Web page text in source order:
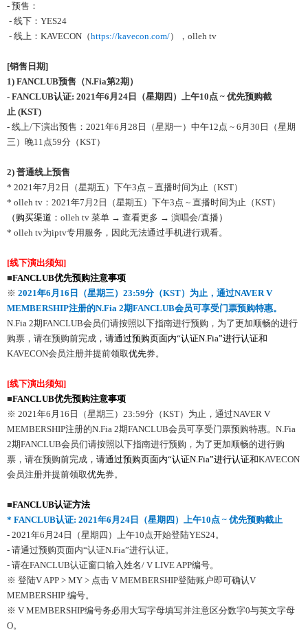
- 预售：
- 线下：YES24
- 线上：KAVECON（https://kavecon.com/），olleh tv
[销售日期]
1) FANCLUB预售 （N.Fia第2期）
- FANCLUB认证: 2021年6 月 24 日（星期四）上午10点 ~ 优先预购截
止 (KST)
- 线上/下演出预售：2021年6月28日（星期一）中午12点 ~ 6月30日（星期
三）晚11点59分（KST）
2) 普通线上预售
* 2021年7月2日（星期五）下午3点 ~ 直播时间为止（KST）
* olleh tv：2021年7月2日（星期五）下午3点 ~ 直播时间为止（KST）
（购买渠道： olleh tv 菜单 → 查看更多 → 演唱会/直播 ）
* olleh tv为iptv专用服务，因此无法通过手机进行观看。
[线下演出须知]
■FANCLUB优先预购注意事项
※ 2021年6月 16 日（星期三） 23:59分（KST）为止，通过NAVER V
MEMBERSHIP注册的N.Fia 2期FANCLUB会员可享受门票预购特惠。
N.Fia 2期FANCLUB会员们请按照以下指南进行预购，为了更加顺畅的进行
购票，请在预购前完成 ，请通过预购页面内“认证N.Fia”进行认证和
KAVECON会员注册并提前领取优先券。
[线下演出须知]
■FANCLUB优先预购注意事项
※ 2021年6月16日（星期三）23:59分（KST）为止，通过NAVER V
MEMBERSHIP注册的N.Fia 2期FANCLUB会员可享受门票预购特惠。N.Fia
2期FANCLUB会员们请按照以下指南进行预购，为了更加顺畅的进行购
票，请在预购前完成 ，请通过预购页面内“认证N.Fia”进行认证和KAVECON
会员注册并提前领取优先券。
■FANCLUB认证方法
* FANCLUB认证: 2021年6月 24 日（星期四）上午10点 ~ 优先预购截止
- 2021年6月24日（星期四）上午10点开始登陆YES24。
- 请通过预购页面内“认证N.Fia”进行认证。
- 请在FANCLUB认证窗口输入姓名/ V LIVE APP编号。
※ 登陆V APP > MY > 点击 V MEMBERSHIP登陆账户即可确认V
MEMBERSHIP 编号。
※ V MEMBERSHIP编号务必用大写字母填写并注意区分数字0与英文字母
O。